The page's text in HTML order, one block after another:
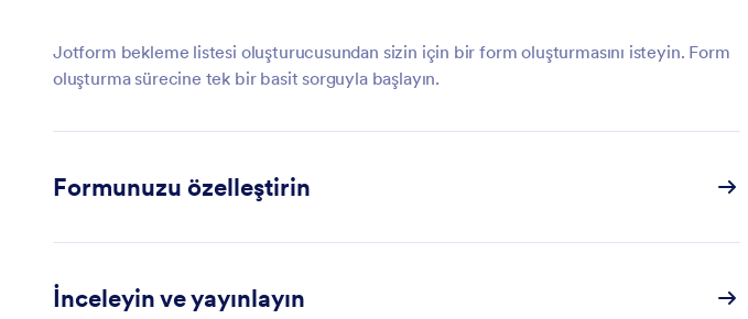
Jotform bekleme listesi oluşturucusundan sizin için bir form oluşturmasını isteyin. Form
oluşturma sürecine tek bir basit sorguyla başlayın.
Formunuzu özelleştirin
İnceleyin ve yayınlayın